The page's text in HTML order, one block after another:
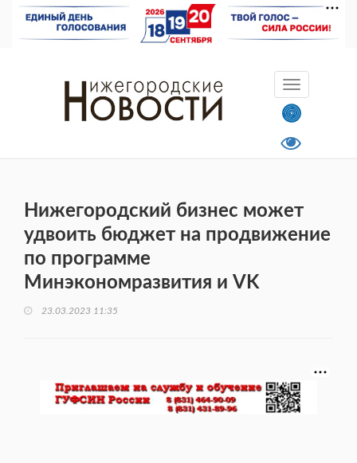
Нижегородский бизнес может
удвоить бюджет на продвижение
по программе
Минэкономразвития и VK
23.03.2023 11:35